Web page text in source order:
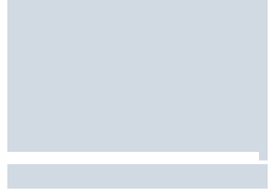
بيرمان يشرح كيف يستمد "ثقة هائلة" من تألق أنتونيللي